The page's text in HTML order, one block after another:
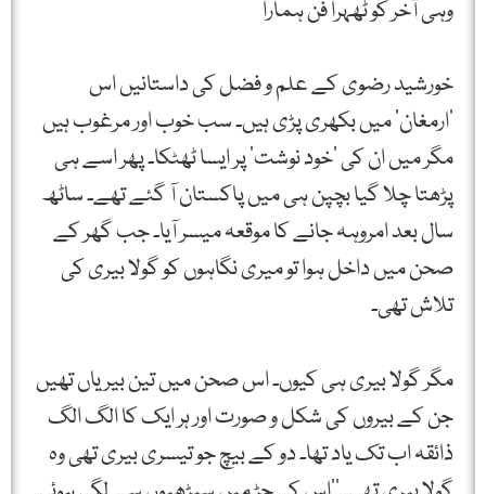
وہی آخر کو ٹھہرا فن ہمارا
خورشید رضوی کے علم و فضل کی داستانیں اس
’ارمغان‘ میں بکھری پڑی ہیں۔ سب خوب اور مرغوب ہیں
مگر میں ان کی ’خود نوشت‘ پر ایسا ٹھٹکا۔ پھر اسے ہی
پڑھتا چلا گیا بچپن ہی میں پاکستان آ گئے تھے۔ ساٹھ
سال بعد امروہہ جانے کا موقعہ میسر آیا۔ جب گھر کے
صحن میں داخل ہوا تو میری نگاہوں کو گولا بیری کی
تلاش تھی۔
مگر گولا بیری ہی کیوں۔ اس صحن میں تین بیریاں تھیں
جن کے بیروں کی شکل و صورت اور ہر ایک کا الگ الگ
ذائقہ اب تک یاد تھا۔ دو کے بیچ جو تیسری بیری تھی وہ